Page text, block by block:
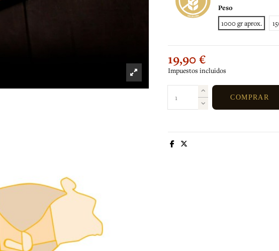
Peso
1000 gr aprox.
19,90 €
Impuestos incluidos
COMPRAR